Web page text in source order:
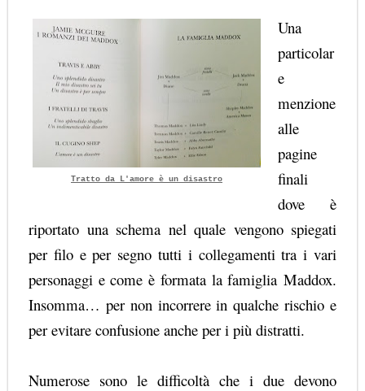
Tratto da L'amore è un disastro
Una
particolar
e
menzione
alle
pagine
finali
dove è
riportato una schema nel quale vengono spiegati
per filo e per segno tutti i collegamenti tra i vari
personaggi e come è formata la famiglia Maddox.
Insomma… per non incorrere in qualche rischio e
per evitare confusione anche per i più distratti.
Numerose sono le difficoltà che i due devono